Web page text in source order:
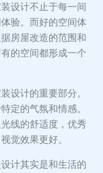
设计不止于每一间
验。而好的空间体
房屋改造的范围和
的空间都形成一个
设计的重要部分。
定的气氛和情感。
线的舒适度，优秀
觉效果更好。
计其实是和生活的